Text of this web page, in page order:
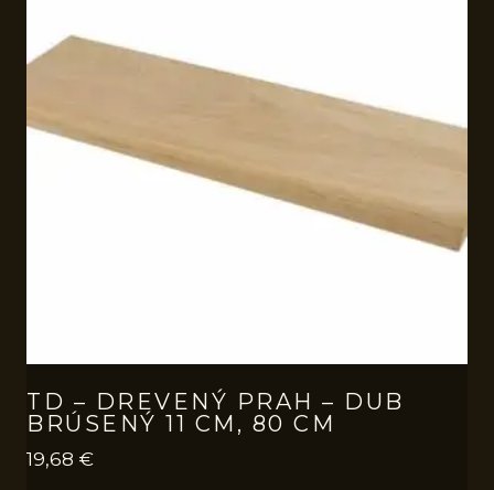
TD – DREVENÝ PRAH – DUB
BRÚSENÝ 11 CM, 80 CM
19,68 €